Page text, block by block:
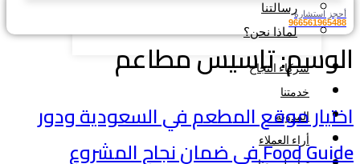
رسالتنا
لماذا نحن؟
شركاء النجاح
خدمتنا
المدونة
أراء العملاء
أحجز استشارة
966561965488
الوسم:تاسيس مطاعم
اختيار موقع المطعم في السعودية ودور
Food Guide في ضمان نجاح المشروع